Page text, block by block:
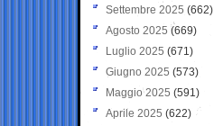
Settembre 2025 (662)
Agosto 2025 (669)
Luglio 2025 (671)
Giugno 2025 (573)
Maggio 2025 (591)
Aprile 2025 (622)